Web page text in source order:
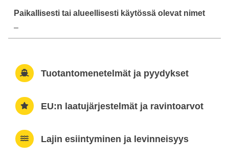
–
Tuotantomenetelmät ja pyydykset
EU:n laatujärjestelmät ja ravintoarvot
Lajin esiintyminen ja levinneisyys